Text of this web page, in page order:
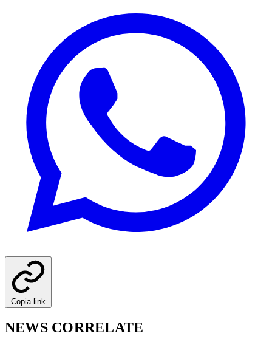
Copia link
NEWS CORRELATE